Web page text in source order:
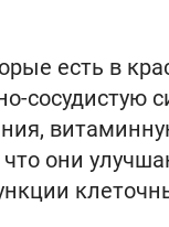
есть в
сосудистую
они